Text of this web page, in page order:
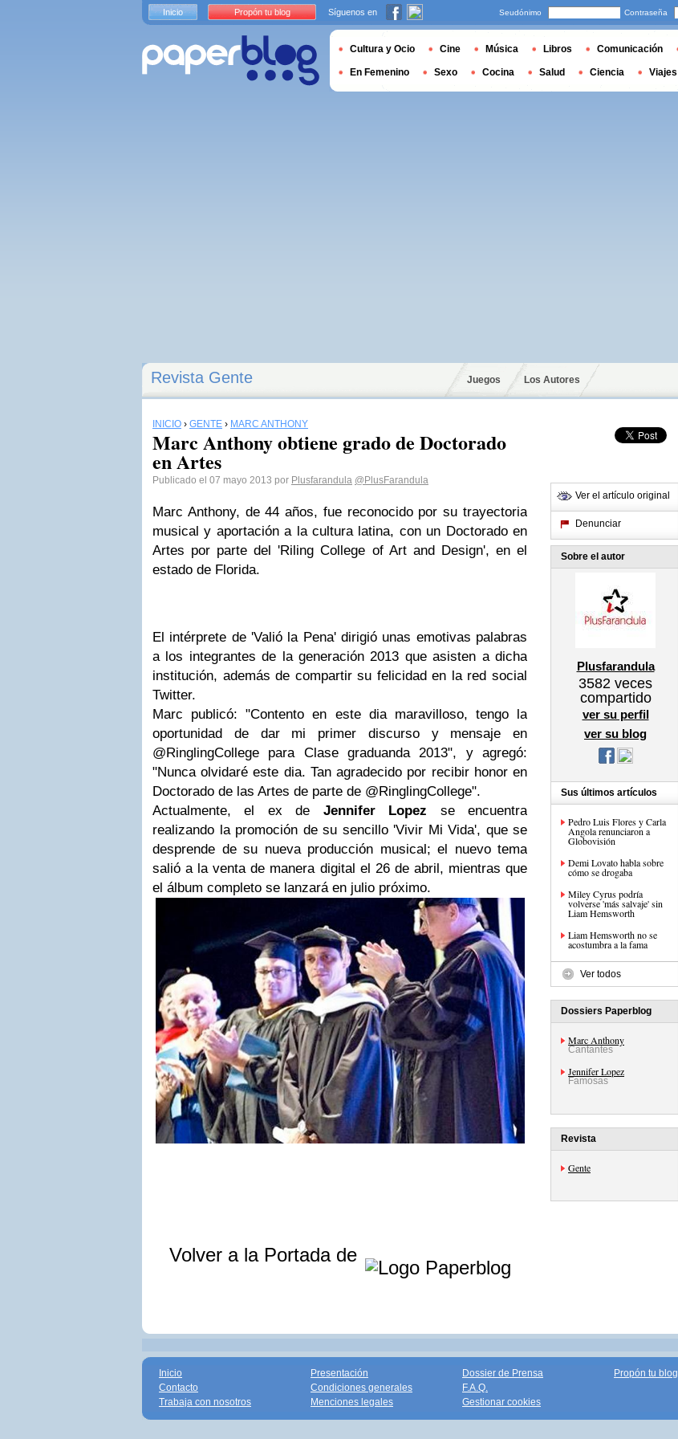
Revista Gente Juegos Los Autores
INICIO › GENTE › MARC ANTHONY
Marc Anthony obtiene grado de Doctorado
en Artes
Publicado el 07 mayo 2013 por Plusfarandula @PlusFarandula
Marc Anthony, de 44 años, fue reconocido por su trayectoria
musical y aportación a la cultura latina, con un Doctorado en
Artes por parte del 'Riling College of Art and Design', en el
estado de Florida.
El intérprete de 'Valió la Pena' dirigió unas emotivas palabras
a los integrantes de la generación 2013 que asisten a dicha
institución, además de compartir su felicidad en la red social
Twitter.
Marc publicó: "Contento en este dia maravilloso, tengo la
oportunidad de dar mi primer discurso y mensaje en
@RinglingCollege para Clase graduanda 2013", y agregó:
"Nunca olvidaré este dia. Tan agradecido por recibir honor en
Doctorado de las Artes de parte de @RinglingCollege".
Actualmente, el ex de Jennifer Lopez se encuentra
realizando la promoción de su sencillo 'Vivir Mi Vida', que se
desprende de su nueva producción musical; el nuevo tema
salió a la venta de manera digital el 26 de abril, mientras que
el álbum completo se lanzará en julio próximo.
Volver a la Portada de
Ver el artículo original
Denunciar
Sobre el autor
Plusfarandula
3582 veces
compartido
ver su perfil
ver su blog
Sus últimos artículos
Pedro Luis Flores y Carla
Angola renunciaron a
Globovisión
Demi Lovato habla sobre
cómo se drogaba
Miley Cyrus podría
volverse 'más salvaje' sin
Liam Hemsworth
Liam Hemsworth no se
acostumbra a la fama
Ver todos
Dossiers Paperblog
Marc Anthony
Cantantes
Jennifer Lopez
Famosas
Revista
Gente
Inicio Propón tu blog Síguenos en Seudónimo Contraseña
Cultura y Ocio Cine Música Libros Comunicación
En Femenino Sexo Cocina Salud Ciencia Viajes
Inicio
Contacto
Trabaja con nosotros
Presentación
Condiciones generales
Menciones legales
Dossier de Prensa
F.A.Q.
Gestionar cookies
Propón tu blog